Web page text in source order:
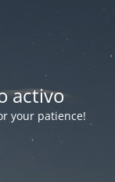
activo
your patience!